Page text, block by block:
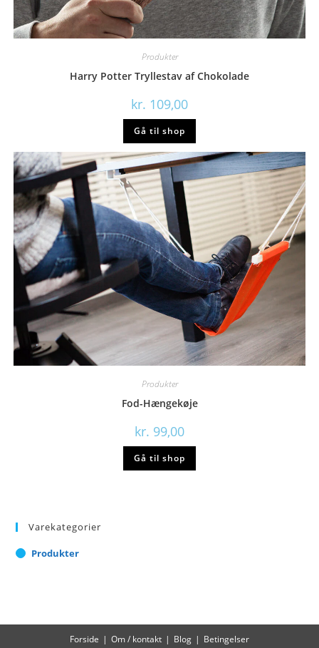
Produkter
Harry Potter Tryllestav af Chokolade
kr. 109,00
Gå til shop
Produkter
Fod-Hængekøje
kr. 99,00
Gå til shop
Varekategorier
Produkter
Forside Om / kontakt Blog Betingelser